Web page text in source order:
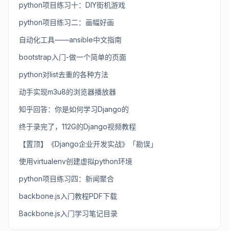
python项目练习十：DIY街机游戏
python项目练习二：画幅好画
自动化工具——ansible中文指南
bootstrap入门-做一个简单的页面
python对list去重的各种方法
动手实现m3u8的浏览器播放器
知乎回答：你是如何学习Django的
终于录完了，112G的Django视频教程
【置顶】《Django企业开发实战》「勘误」
使用virtualenv创建虚拟python环境
python项目练习四：新闻聚合
backbone.js入门教程PDF下载
Backbone.js入门学习笔记目录